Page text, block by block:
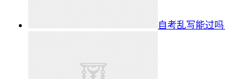
自考乱写能过